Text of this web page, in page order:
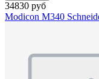
34830 руб
Modicon M340